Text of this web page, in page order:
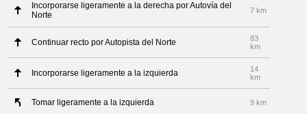
Incorporarse ligeramente a la derecha por Autovía del
Norte
7 km
Continuar recto por Autopista del Norte
83
km
Incorporarse ligeramente a la izquierda
14
km
Tomar ligeramente a la izquierda 9 km